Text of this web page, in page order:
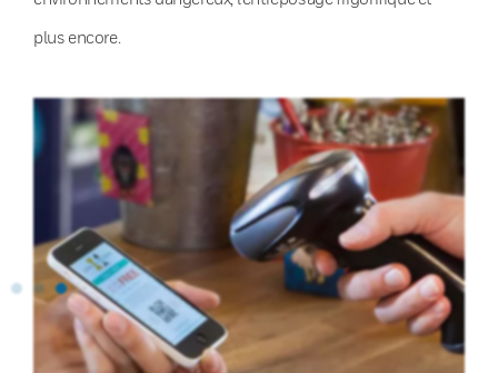
plus encore.